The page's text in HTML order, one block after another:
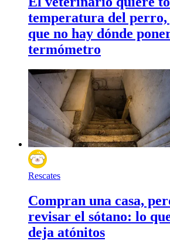
temperatura del
que no hay dónde
termómetro
Rescates
Compran una casa,
revisar el sótano: lo
deja atónitos